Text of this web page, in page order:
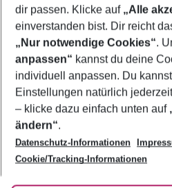
Footer
Footer navigation
Über uns
AGB
Bestpreisgarantie
Cookie-Einstellungen ändern
Cookie-Richtlinie
Agenturbetreuung
Barrierefreies Reisen
Folge uns
dir passen. Klicke auf „Alle
einverstanden bist. Dir reicht
„Nur notwendige Cookies“.
anpassen“ kannst du deine
individuell anpassen. Du
Einstellungen natürlich
– klicke dazu einfach unten auf
ändern“.
Datenschutz-Informationen
Cookie/Tracking-Informationen